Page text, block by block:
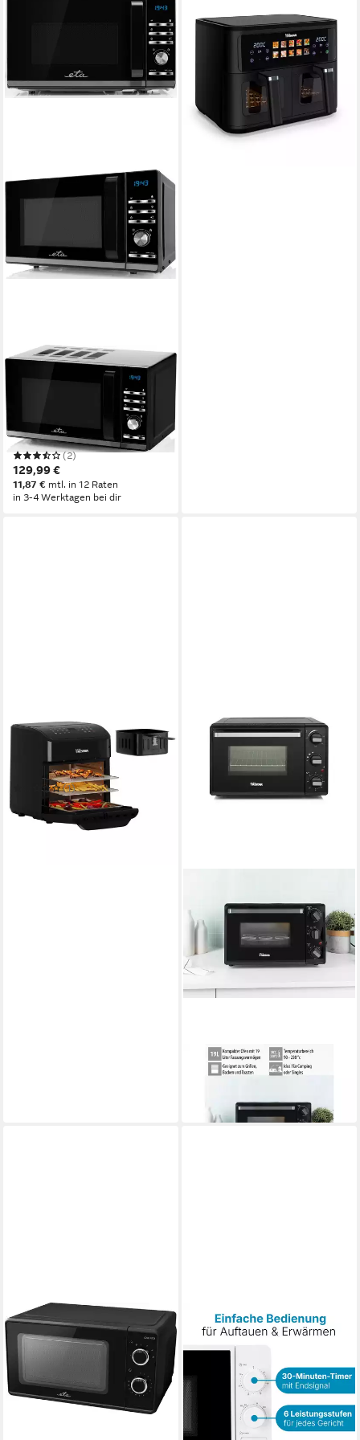
ETA
Mikrowelle Galeto
Kapazität
Drehregler, Drucktasten
Bedienung
(2)
129,99 €
11,87 € mtl. in 12 Raten
in 3-4 Werktagen bei dir
Heißluftfritteuse FR-9075
Leistung
ab 106,16 €
mtl. in 12 Raten
in 3-4 Werktagen bei dir
Heißluftfritteuse FR-9065
Leistung
80-200 °C Temperatur
(1)
98,99 € UVP109,99 €
-10%
TRISTAR
Minibackofen
in 2-3 Werktagen bei dir